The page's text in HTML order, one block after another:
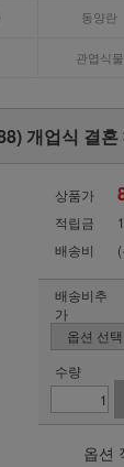
동양란
관엽식물
개업식 결
상품가
적립금
배송비
배송비추
가
수량
옵션